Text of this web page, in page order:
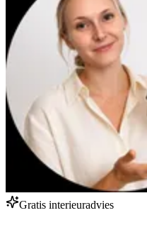
Gratis interieuradvies